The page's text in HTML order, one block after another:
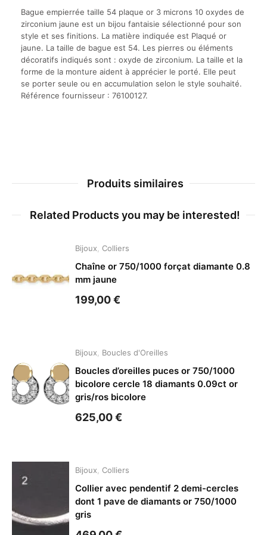
Bague empierrée taille 54 plaque or 3 microns 10 oxydes de
zirconium jaune est un bijou fantaisie sélectionné pour son
style et ses finitions. La matière indiquée est Plaqué or
jaune. La taille de bague est 54. Les pierres ou éléments
décoratifs indiqués sont : oxyde de zirconium. La taille et la
forme de la monture aident à apprécier le porté. Elle peut
se porter seule ou en accumulation selon le style souhaité.
Référence fournisseur : 76100127.
Produits similaires
Related Products you may be interested!
Bijoux Colliers
Chaîne or 750/1000 forçat diamante 0.8
mm jaune
199,00€
Bijoux Boucles d'Oreilles
Boucles d’oreilles puces or 750/1000
bicolore cercle 18 diamants 0.09ct or
gris/ros bicolore
625,00€
Bijoux Colliers
Collier avec pendentif 2 demi-cercles
dont 1 pave de diamants or 750/1000
gris